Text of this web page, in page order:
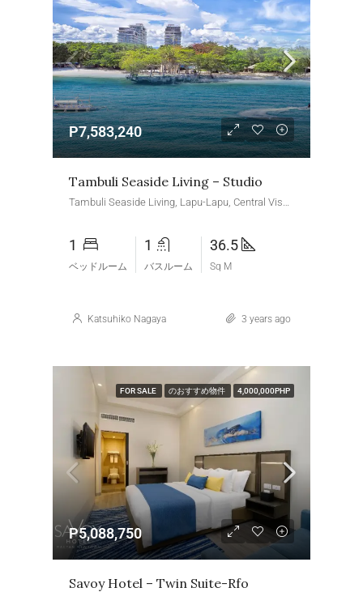
P7,583,240
Tambuli Seaside Living – Studio
Tambuli Seaside Living, Lapu-Lapu, Central Visayas, Philippines
1
ベッドルーム
1
バスルーム
36.5
Sq M
Katsuhiko Nagaya 3 years ago
FOR SALE のおすすめ物件 4,000,000PHP
P5,088,750
Savoy Hotel – Twin Suite-Rfo